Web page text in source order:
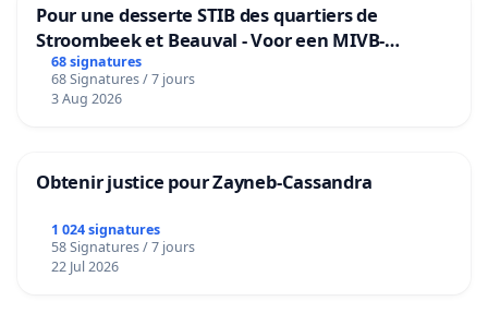
Pour une desserte STIB des quartiers de
Stroombeek et Beauval - Voor een MIVB-
bediening van de wijken Strombeek en Het
Voor
68 signatures
68 Signatures / 7 jours
3 Aug 2026
Obtenir justice pour Zayneb-Cassandra
1 024 signatures
58 Signatures / 7 jours
22 Jul 2026